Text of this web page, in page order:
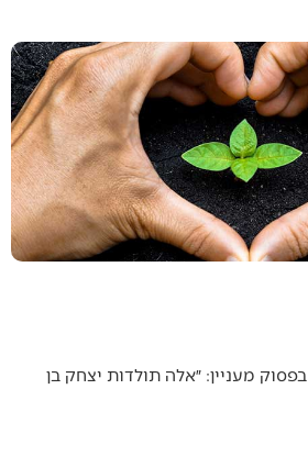
מעניין: ״אלה תולדות יצחק בן